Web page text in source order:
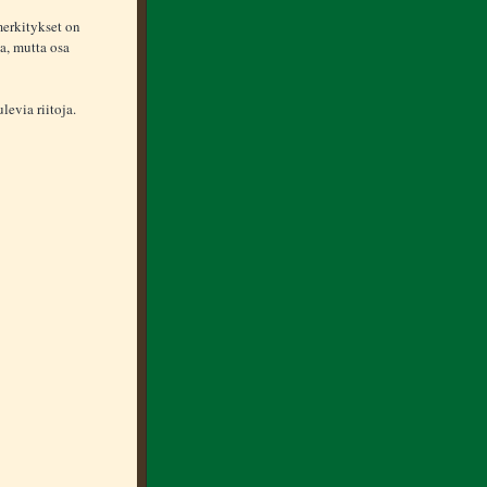
on
mutta osa
riitoja.